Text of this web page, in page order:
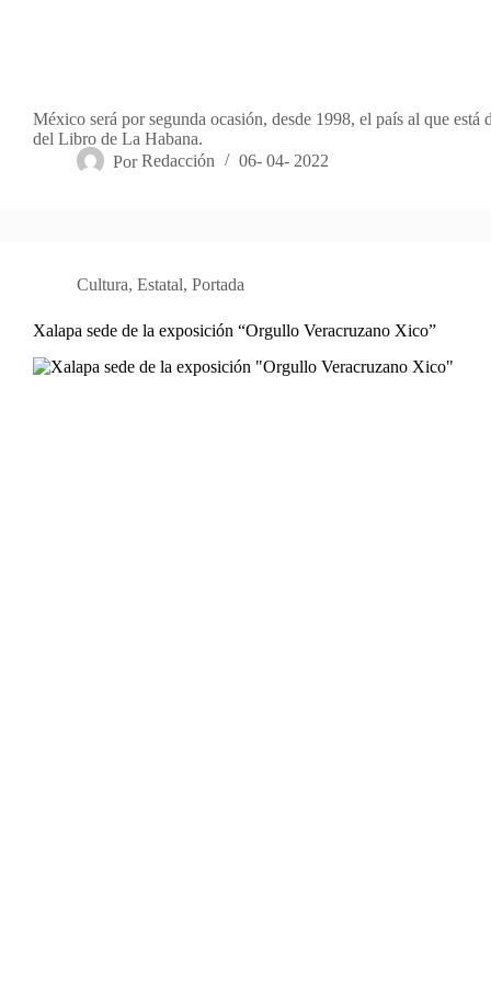
México será por segunda ocasión, desde 1998, el país al que está
del Libro de La Habana.
Por Redacción 06- 04- 2022
Cultura, Estatal, Portada
Xalapa sede de la exposición “Orgullo Veracruzano Xico”